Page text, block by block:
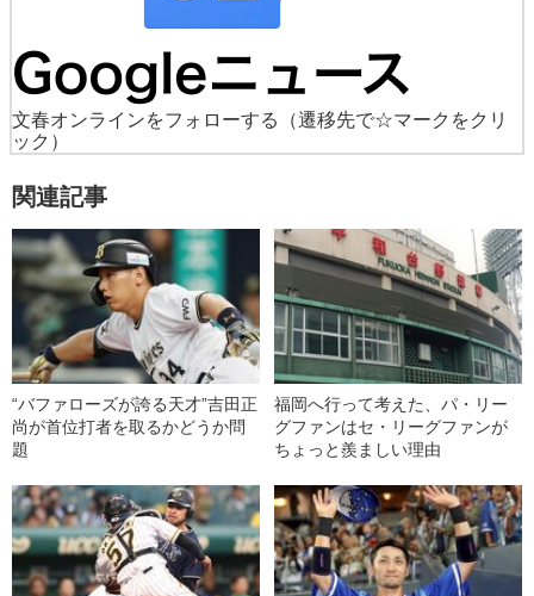
文春オンラインをフォローする
（遷移先で☆マークをクリ
ック）
関連記事
“バファローズが誇る天才”吉田正
尚が首位打者を取るかどうか問
題
福岡へ行って考えた、パ・リー
グファンはセ・リーグファンが
ちょっと羨ましい理由